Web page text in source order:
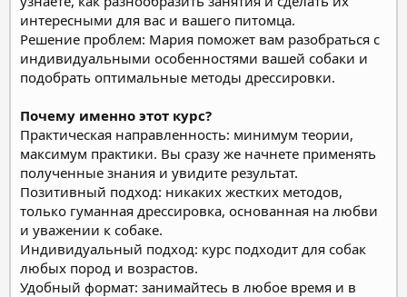
интересными для вас и вашего питомца.
Решение проблем: Мария поможет вам разобраться с
индивидуальными особенностями вашей собаки и
подобрать оптимальные методы дрессировки.
Почему именно этот курс?
Практическая направленность: минимум теории,
максимум практики. Вы сразу же начнете применять
полученные знания и увидите результат.
Позитивный подход: никаких жестких методов,
только гуманная дрессировка, основанная на любви
и уважении к собаке.
Индивидуальный подход: курс подходит для собак
любых пород и возрастов.
Удобный формат: занимайтесь в любое время и в